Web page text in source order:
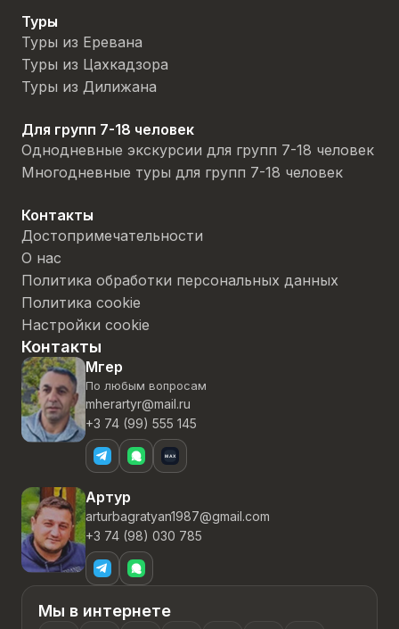
Туры
Туры из Еревана
Туры из Цахкадзора
Туры из Дилижана
Для групп 7-18 человек
Однодневные экскурсии для групп 7-18 человек
Многодневные туры для групп 7-18 человек
Контакты
Достопримечательности
О нас
Политика обработки персональных данных
Политика cookie
Настройки cookie
Контакты
Мгер
По любым вопросам
mherartyr@mail.ru
+3 74 (99) 555 145
Артур
arturbagratyan1987@gmail.com
+3 74 (98) 030 785
Мы в интернете